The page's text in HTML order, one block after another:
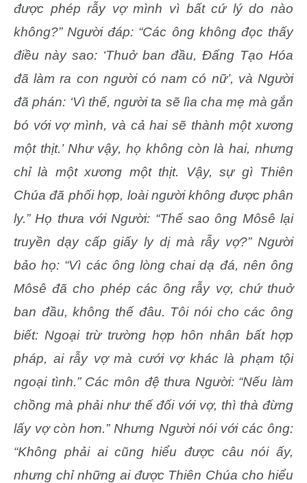
được phép rẫy vợ mình vì bất cứ lý do nào
không?” Người đáp: “Các ông không đọc thấy
điều này sao: ‘Thuở ban đầu, Ðấng Tạo Hóa
đã làm ra con người có nam có nữ’, và Người
đã phán: ‘Vì thế, người ta sẽ lìa cha mẹ mà gắn
bó với vợ mình, và cả hai sẽ thành một xương
một thịt.’ Như vậy, họ không còn là hai, nhưng
chỉ là một xương một thịt. Vậy, sự gì Thiên
Chúa đã phối hợp, loài người không được phân
ly.” Họ thưa với Người: “Thế sao ông Môsê lại
truyền dạy cấp giấy ly dị mà rẫy vợ?” Người
bảo họ: “Vì các ông lòng chai dạ đá, nên ông
Môsê đã cho phép các ông rẫy vợ, chứ thuở
ban đầu, không thế đâu. Tôi nói cho các ông
biết: Ngoại trừ trường hợp hôn nhân bất hợp
pháp, ai rẫy vợ mà cưới vợ khác là phạm tội
ngoại tình.” Các môn đệ thưa Người: “Nếu làm
chồng mà phải như thế đối với vợ, thì thà đừng
lấy vợ còn hơn.” Nhưng Người nói với các ông:
“Không phải ai cũng hiểu được câu nói ấy,
nhưng chỉ những ai được Thiên Chúa cho hiểu